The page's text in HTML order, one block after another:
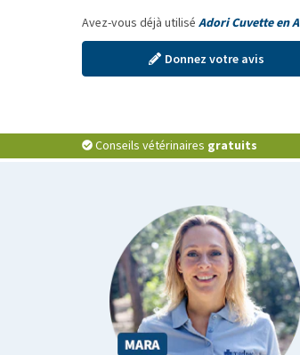
Avez-vous déjà utilisé Adori Cuvette en
Donnez votre avis
Conseils vétérinaires gratuits